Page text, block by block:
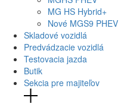
MG HS Hybrid+
Nové MGS9 PHEV
Skladové vozidlá
Predvádzacie vozidlá
Testovacia jazda
Butik
Sekcia pre majiteľov